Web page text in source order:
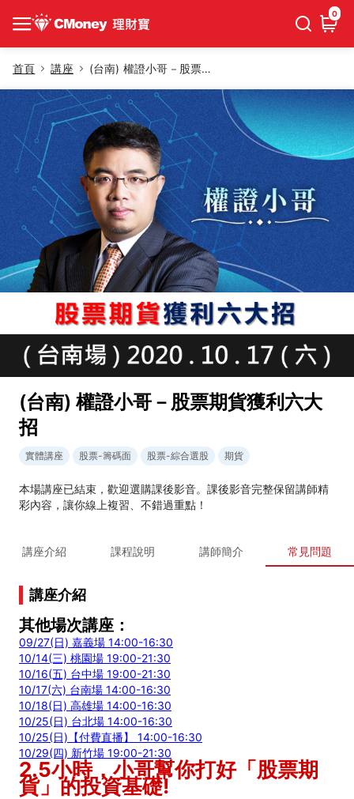
0
首頁 講座 (台南) 權證小哥－股票期貨獲利六大招
(台南) 權證小哥－股票期貨獲利六大
招
實體講座 股票-籌碼面 股票-綜合選股 期貨
本場講座已結束，歡迎選購課後影音。課後影音完整保留講師精
彩內容，讓你線上複習、不錯過重點！
講座介紹 課程說明 講師簡介 常見問題
講座介紹
其他場次講座：
09/27(日) 嘉義場 14:00-16:30
10/14(三) 桃園場 19:00-21:30
10/16(五) 台中場 19:00-21:30
10/17(六) 台南場 14:00-16:30
10/18(日) 高雄場 14:00-16:30
10/25(日) 台北場 14:00-16:30
10/25(日)【付費直播】 14:00-16:30
10/29(四) 新竹場 19:00-21:30
2.5小時，小哥幫你打好「股票期
貨」的投資基礎!